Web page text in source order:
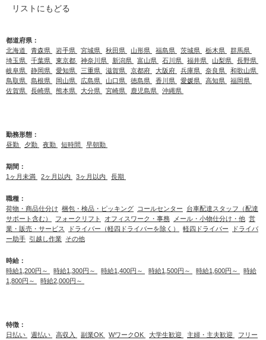
リストにもどる
都道府県：
北海道
青森県 岩手県 宮城県 秋田県 山形県 福島県 茨城県 栃木県
群馬県
埼玉県
千葉県 東京都 神奈川県 新潟県 富山県 石川県 福井県 山梨県
長野県
岐阜県
静岡県 愛知県 三重県 滋賀県 京都府 大阪府 兵庫県 奈良県
和歌山県
鳥取県
島根県 岡山県 広島県 山口県 徳島県 香川県 愛媛県 高知県
福岡県
佐賀県
長崎県 熊本県 大分県 宮崎県 鹿児島県 沖縄県
勤務形態：
昼勤
夕勤 夜勤 短時間 早朝勤
期間：
1ヶ月未満
2ヶ月以内 3ヶ月以内 長期
職種：
荷物・商品仕分け 梱包・検品・ピッキング コールセンター
台車配達スタッフ（配達
サポート含む）
フォークリフト オフィスワーク・事務 メール・小物仕分け・他 営
業・販売・サービス
ドライバー（軽四ドライバーを除く） 軽四ドライバー
ドライバ
ー助手 引越し作業 その他
時給：
時給1,200円～
時給1,300円～ 時給1,400円～ 時給1,500円～ 時給1,600円～
時給
1,800円～
時給2,000円～
特徴：
日払い
週払い 高収入 副業OK WワークOK 大学生歓迎 主婦・主夫歓迎 フリー